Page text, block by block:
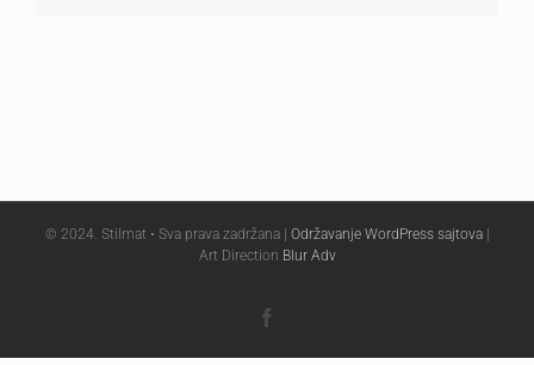
© 2024. Stilmat • Sva prava zadržana | Održavanje WordPress sajtova|
Art Direction Blur Adv